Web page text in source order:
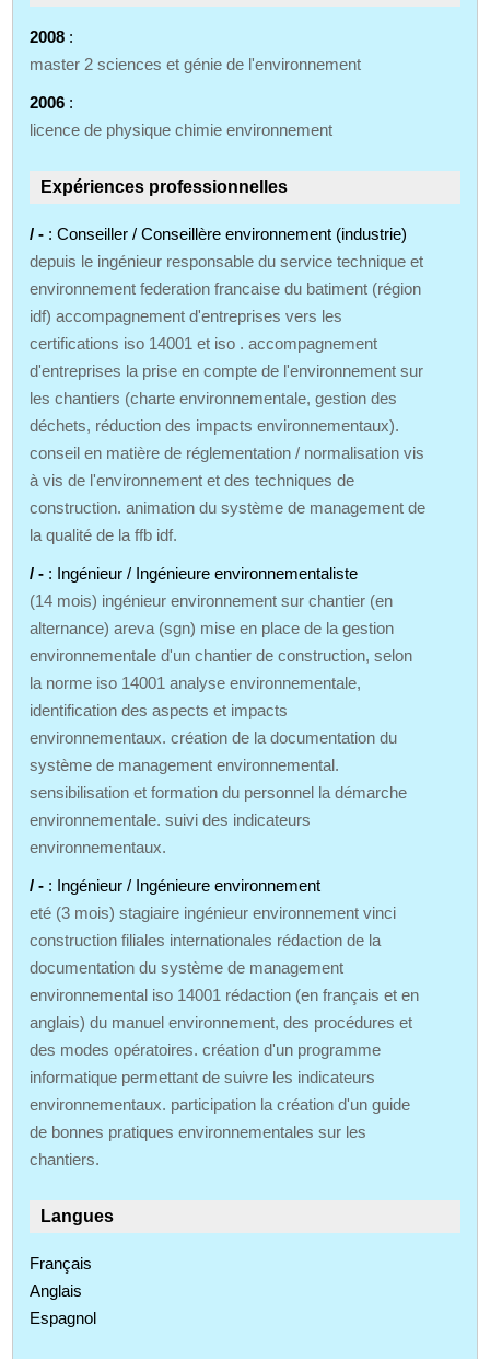
2008 :
master 2 sciences et génie de l'environnement
2006 :
licence de physique chimie environnement
Expériences professionnelles
/ - : Conseiller / Conseillère environnement (industrie)
depuis le ingénieur responsable du service technique et
environnement federation francaise du batiment (région
idf) accompagnement d'entreprises vers les
certifications iso 14001 et iso . accompagnement
d'entreprises la prise en compte de l'environnement sur
les chantiers (charte environnementale, gestion des
déchets, réduction des impacts environnementaux).
conseil en matière de réglementation / normalisation vis
à vis de l'environnement et des techniques de
construction. animation du système de management de
la qualité de la ffb idf.
/ - : Ingénieur / Ingénieure environnementaliste
(14 mois) ingénieur environnement sur chantier (en
alternance) areva (sgn) mise en place de la gestion
environnementale d'un chantier de construction, selon
la norme iso 14001 analyse environnementale,
identification des aspects et impacts
environnementaux. création de la documentation du
système de management environnemental.
sensibilisation et formation du personnel la démarche
environnementale. suivi des indicateurs
environnementaux.
/ - : Ingénieur / Ingénieure environnement
eté (3 mois) stagiaire ingénieur environnement vinci
construction filiales internationales rédaction de la
documentation du système de management
environnemental iso 14001 rédaction (en français et en
anglais) du manuel environnement, des procédures et
des modes opératoires. création d'un programme
informatique permettant de suivre les indicateurs
environnementaux. participation la création d'un guide
de bonnes pratiques environnementales sur les
chantiers.
Langues
Français
Anglais
Espagnol